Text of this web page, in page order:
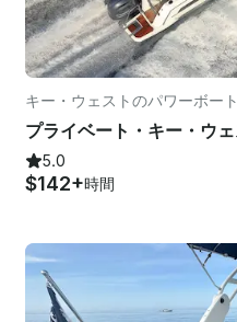
キー・ウェストのパワーボート
5.0
$142+時間